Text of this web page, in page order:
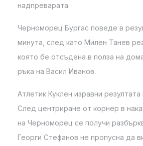
надпреварата.
Черноморец Бургас поведе в
минута, след като Милен Танев
която бе отсъдена в полза на
ръка на Васил Иванов.
Атлетик Куклен изравни резултата
След центриране от корнер в
на Черноморец се получи
Георги Стефанов не пропусна да